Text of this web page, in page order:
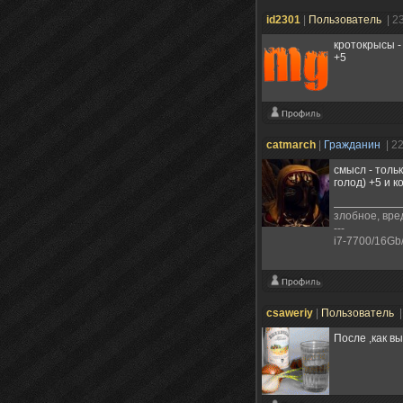
id2301 Пользователь
|
кротокрысы
+5
catmarch Гражданин
|
смысл -
голод) +5 и
злобное,
---
i7-7700/
csaweriy Пользователь
После ,как